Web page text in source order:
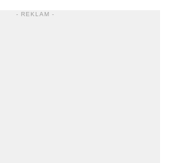
- REKLAM -